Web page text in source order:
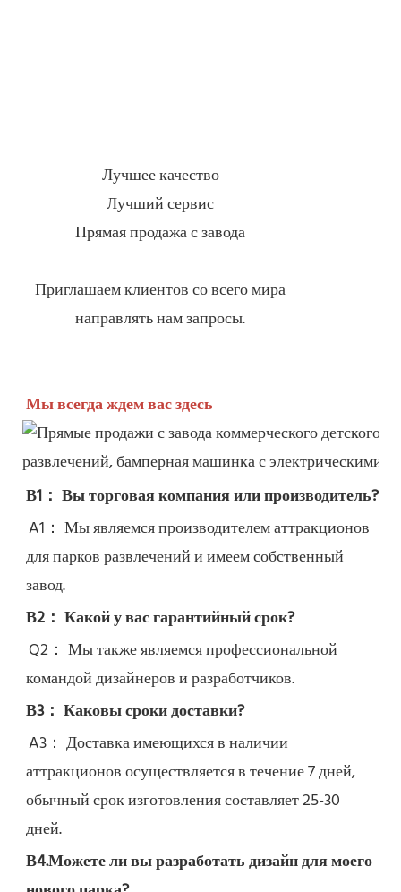
Лучшее качество
Лучший сервис
Прямая продажа с завода
Приглашаем клиентов со всего мира
направлять нам запросы.
Мы всегда ждем вас здесь
В1： Вы торговая компания или производитель?
A1： Мы являемся производителем аттракционов
для парков развлечений и имеем собственный
завод.
В2： Какой у вас гарантийный срок?
Q2： Мы также являемся профессиональной
командой дизайнеров и разработчиков.
В3： Каковы сроки доставки?
A3： Доставка имеющихся в наличии
аттракционов осуществляется в течение 7 дней,
обычный срок изготовления составляет 25-30
дней.
В4.Можете ли вы разработать дизайн для моего